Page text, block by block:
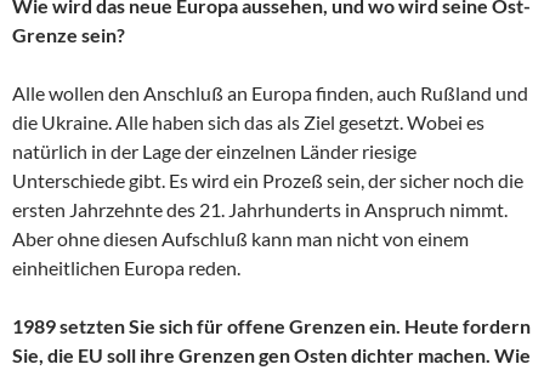
Wie wird das neue Europa aussehen, und wo wird seine Ost-
Grenze sein?
Alle wollen den Anschluß an Europa finden, auch Rußland und
die Ukraine. Alle haben sich das als Ziel gesetzt. Wobei es
natürlich in der Lage der einzelnen Länder riesige
Unterschiede gibt. Es wird ein Prozeß sein, der sicher noch die
ersten Jahrzehnte des 21. Jahrhunderts in Anspruch nimmt.
Aber ohne diesen Aufschluß kann man nicht von einem
einheitlichen Europa reden.
1989 setzten Sie sich für offene Grenzen ein. Heute fordern
Sie, die EU soll ihre Grenzen gen Osten dichter machen. Wie